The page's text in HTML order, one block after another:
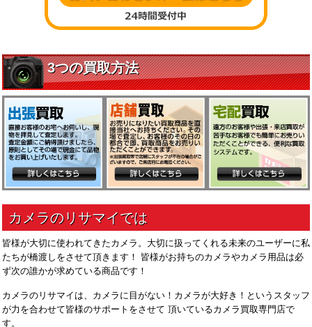
皆様が大切に使われてきたカメラ。大切に扱ってくれる未来のユーザーに私
たちが橋渡しをさせて頂きます！ 皆様がお持ちのカメラやカメラ用品は必
ず次の誰かが求めている商品です！
カメラのリサマイは、カメラに目がない！カメラが大好き！というスタッフ
が力を合わせて皆様のサポートをさせて 頂いているカメラ買取専門店で
す。